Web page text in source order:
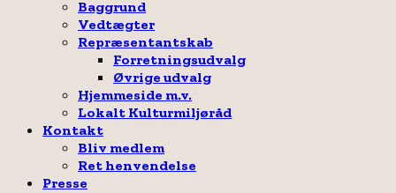
Baggrund
Vedtægter
Repræsentantskab
Forretningsudvalg
Øvrige udvalg
Hjemmeside m.v.
Lokalt Kulturmiljøråd
Kontakt
Bliv medlem
Ret henvendelse
Presse